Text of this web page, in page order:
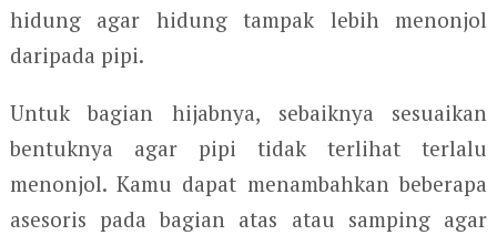
hidung agar hidung tampak lebih menonjol
daripada pipi.
Untuk bagian hijabnya, sebaiknya sesuaikan
bentuknya agar pipi tidak terlihat terlalu
menonjol. Kamu dapat menambahkan beberapa
asesoris pada bagian atas atau samping agar